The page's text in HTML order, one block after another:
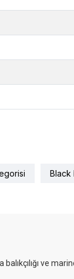
Black
balıkçılığı ve